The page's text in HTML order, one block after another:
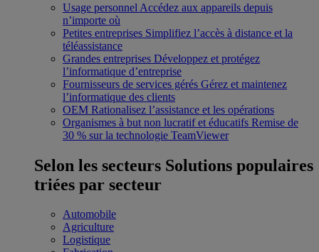
Usage personnel Accédez aux appareils depuis
n’importe où
Petites entreprises Simplifiez l’accès à distance et la
téléassistance
Grandes entreprises Développez et protégez
l’informatique d’entreprise
Fournisseurs de services gérés Gérez et maintenez
l’informatique des clients
OEM Rationalisez l’assistance et les opérations
Organismes à but non lucratif et éducatifs Remise de
30 % sur la technologie TeamViewer
Selon les secteurs Solutions populaires
triées par secteur
Automobile
Agriculture
Logistique